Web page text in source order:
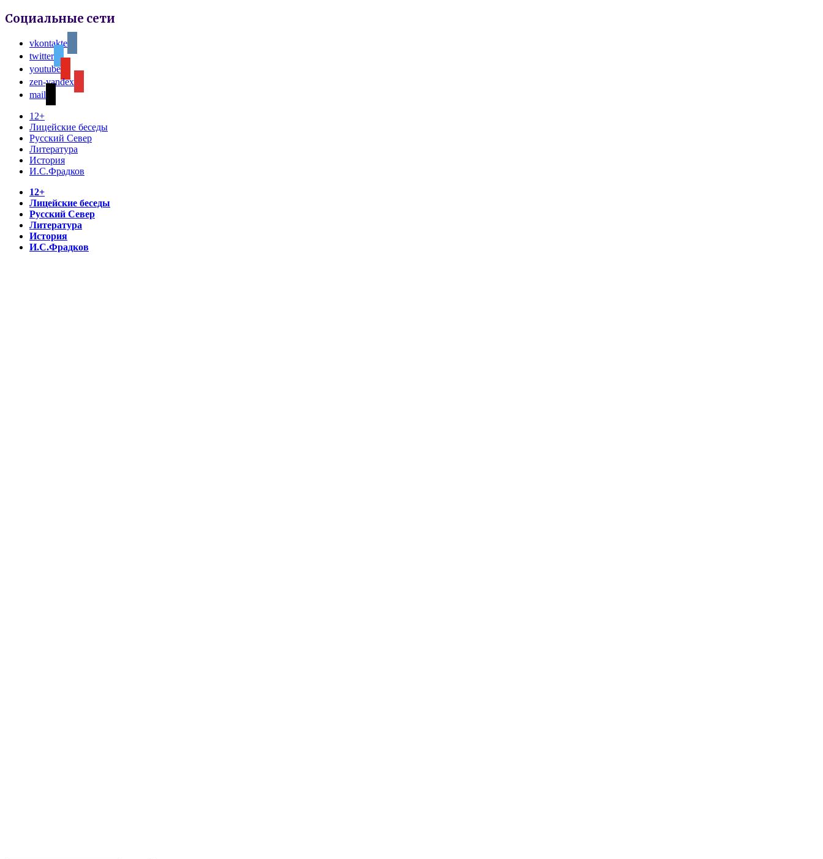
Социальные сети
vkontakte
twitter
youtube
zen-yandex
mail
12+
Лицейские беседы
Русский Север
Литература
История
И.С.Фрадков
12+
Лицейские беседы
Русский Север
Литература
История
И.С.Фрадков